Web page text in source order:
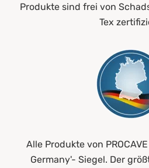
Produkte sind frei von
Tex
Alle Produkte von
Germany'- Siegel. Der